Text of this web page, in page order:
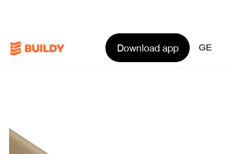
Download app GE